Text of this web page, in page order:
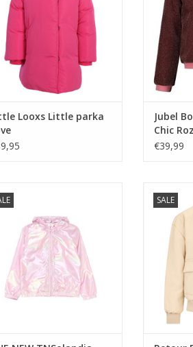
Looxs Little parka
Jubel
Chic
€39,99
AAN WINKELWAGEN
SALE